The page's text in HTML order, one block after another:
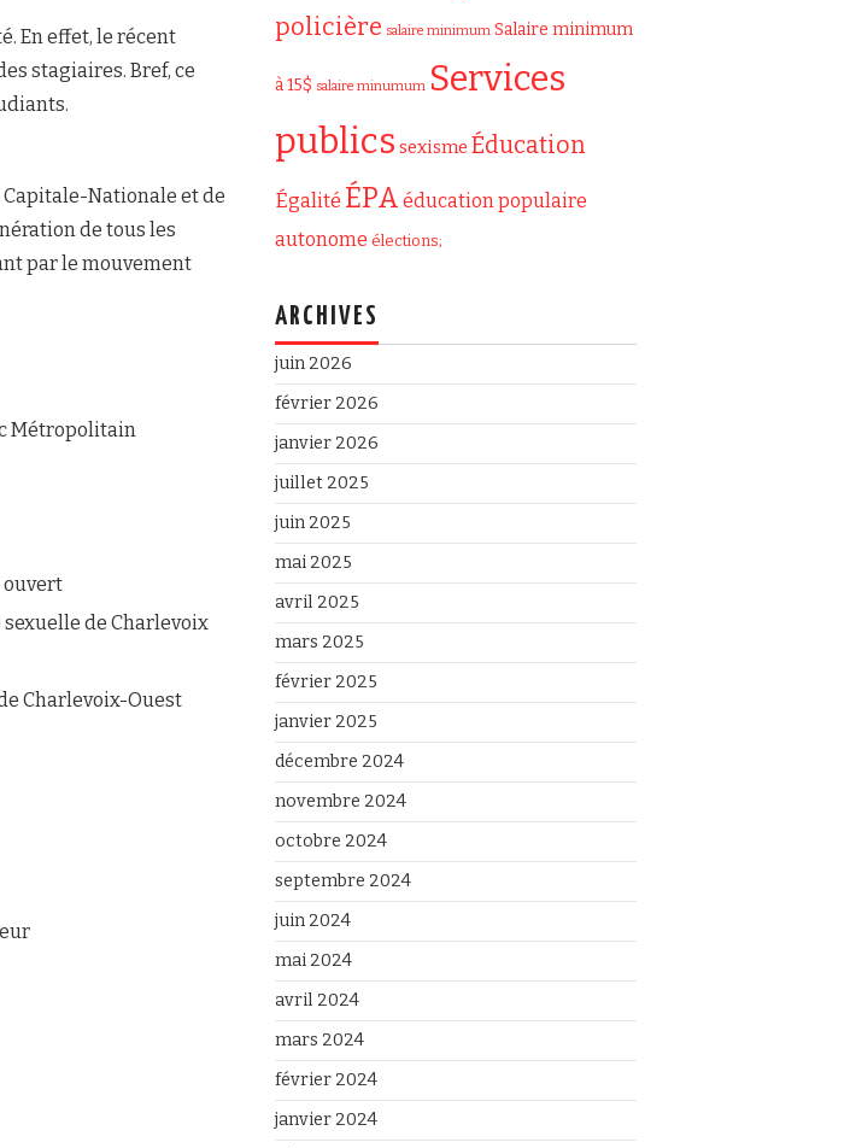
En effet, le récent
stagiaires. Bref, ce
Nationale et de
de tous les
par le mouvement
Métropolitain
ouvert
de Charlevoix
Charlevoix-Ouest
policière salaire minimum Salaire minimum
à 15$ salaire minumum Services
publics sexisme Éducation
Égalité ÉPA éducation populaire
autonome élections;
ARCHIVES
juin 2026
février 2026
janvier 2026
juillet 2025
juin 2025
mai 2025
avril 2025
mars 2025
février 2025
janvier 2025
décembre 2024
novembre 2024
octobre 2024
septembre 2024
juin 2024
mai 2024
avril 2024
mars 2024
février 2024
janvier 2024